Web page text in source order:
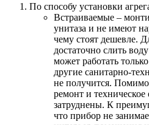
По способу установки
Встраиваемые –
унитаза и не имеют
чему стоят дешевле.
достаточно слить
может работать
другие санитарно-
не получится. Помимо
ремонт и техническое
затруднены. К
что прибор не